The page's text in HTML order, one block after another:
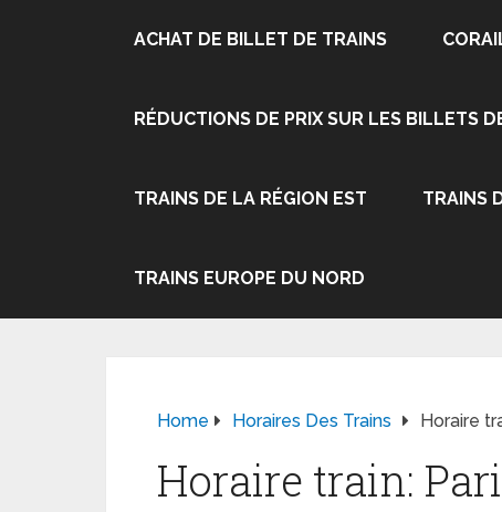
ACHAT DE BILLET DE TRAINS
RÉDUCTIONS DE PRIX SUR LES BILLETS
TRAINS DE LA RÉGION EST TRAINS
TRAINS EUROPE DU NORD
Home Horaires Des Trains Horaire
Horaire train: